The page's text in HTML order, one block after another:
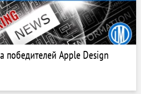
победителей Apple Design